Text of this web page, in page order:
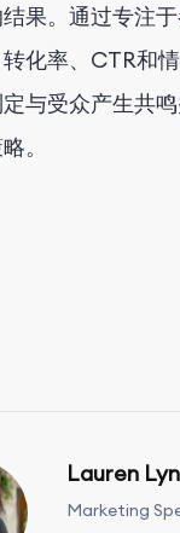
果。通过专注
化率、CTR和
与受众产生共
。
Lauren
Marketing